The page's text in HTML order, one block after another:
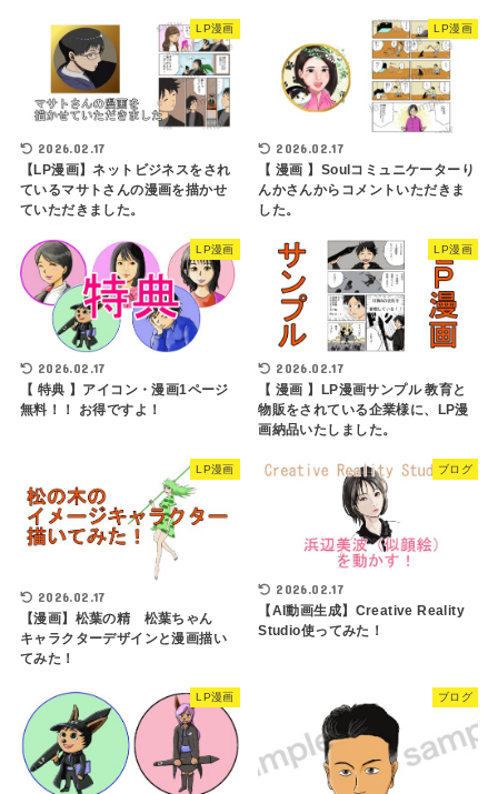
LP漫画
2026.02.17
【LP漫画】ネットビジネスをされ
ているマサトさんの漫画を描かせ
ていただきました。
LP漫画
2026.02.17
【 漫画 】Soulコミュニケーターり
んかさんからコメントいただきま
した。
LP漫画
2026.02.17
【 特典 】アイコン・漫画1ページ
無料！！ お得ですよ！
LP漫画
2026.02.17
【 漫画 】LP漫画サンプル 教育と
物販をされている企業様に、LP漫
画納品いたしました。
LP漫画
2026.02.17
【漫画】松葉の精 松葉ちゃん
キャラクターデザインと漫画描い
てみた！
ブログ
2026.02.17
【AI動画生成】Creative Reality
Studio使ってみた！
LP漫画 ブログ